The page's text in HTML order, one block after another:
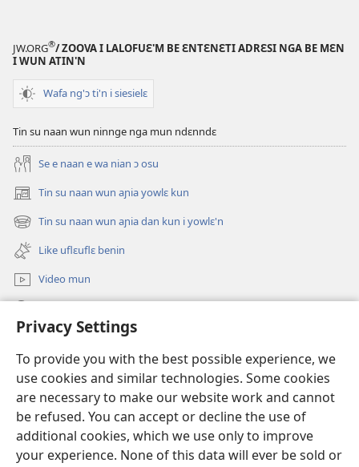
Privacy Settings
To provide you with the best possible experience, we
use cookies and similar technologies. Some cookies
are necessary to make our website work and cannot
be refused. You can accept or decline the use of
additional cookies, which we use only to improve
your experience. None of this data will ever be sold or
JW.ORG®/ ZOOVA I LALOFUƐ'M BE ƐNTƐNƐTI ADRƐSI NGA BE MƐN
I WUN ATIN'N
Wafa ng'ɔ ti'n i siesielɛ
Tin su naan wun ninnge nga mun ndɛnndɛ
Se e naan e wa nian ɔ osu
Tin su naan wun aɲia yowlɛ kun
(opens
new
window)
Tin su naan wun aɲia dan kun i yowlɛ'n
(opens
new
window)
Like uflɛuflɛ benin
Video mun
(opens
window)ƐNTƐNƐTI SU FLUWA SIEWLƐ Watchtower™
(opens
new
window)JW Hub ®
(opens
new